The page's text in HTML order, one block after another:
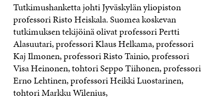
Tutkimushanketta johti Jyväskylän yliopiston
professori Risto Heiskala. Suomea koskevan
tutkimuksen tekijöinä olivat professori Pertti
Alasuutari, professori Klaus Helkama, professori
Kaj Ilmonen, professori Risto Tainio, professori
Visa Heinonen, tohtori Seppo Tiihonen, professori
Erno Lehtinen, professori Heikki Luostarinen,
tohtori Markku Wilenius,